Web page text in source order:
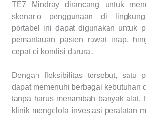
TE7 Mindray dirancang untuk
skenario penggunaan di
portabel ini dapat digunakan untuk
pemantauan pasien rawat inap,
cepat di kondisi darurat.
Dengan fleksibilitas tersebut, satu
dapat memenuhi berbagai kebutuhan
tanpa harus menambah banyak alat.
klinik mengelola investasi peralatan